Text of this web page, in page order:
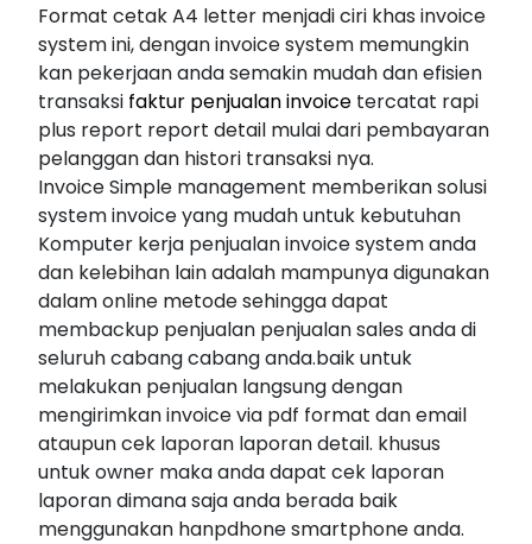
Format cetak A4 letter menjadi ciri khas invoice
system ini, dengan invoice system memungkin
kan pekerjaan anda semakin mudah dan efisien
transaksi faktur penjualan invoice tercatat rapi
plus report report detail mulai dari pembayaran
pelanggan dan histori transaksi nya.
Invoice Simple management memberikan solusi
system invoice yang mudah untuk kebutuhan
Komputer kerja penjualan invoice system anda
dan kelebihan lain adalah mampunya digunakan
dalam online metode sehingga dapat
membackup penjualan penjualan sales anda di
seluruh cabang cabang anda.baik untuk
melakukan penjualan langsung dengan
mengirimkan invoice via pdf format dan email
ataupun cek laporan laporan detail. khusus
untuk owner maka anda dapat cek laporan
laporan dimana saja anda berada baik
menggunakan hanpdhone smartphone anda.